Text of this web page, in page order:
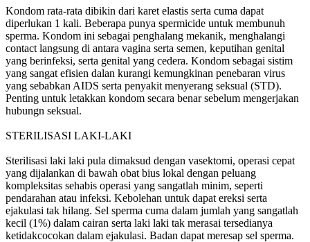
Kondom rata-rata dibikin dari karet elastis serta cuma dapat
diperlukan 1 kali. Beberapa punya spermicide untuk membunuh
sperma. Kondom ini sebagai penghalang mekanik, menghalangi
contact langsung di antara vagina serta semen, keputihan genital
yang berinfeksi, serta genital yang cedera. Kondom sebagai sistim
yang sangat efisien dalan kurangi kemungkinan penebaran virus
yang sebabkan AIDS serta penyakit menyerang seksual (STD).
Penting untuk letakkan kondom secara benar sebelum mengerjakan
hubungn seksual.
STERILISASI LAKI-LAKI
Sterilisasi laki laki pula dimaksud dengan vasektomi, operasi cepat
yang dijalankan di bawah obat bius lokal dengan peluang
kompleksitas sehabis operasi yang sangatlah minim, seperti
pendarahan atau infeksi. Kebolehan untuk dapat ereksi serta
ejakulasi tak hilang. Sel sperma cuma dalam jumlah yang sangatlah
kecil (1%) dalam cairan serta laki laki tak merasai tersedianya
ketidakcocokan dalam ejakulasi. Badan dapat meresap sel sperma.